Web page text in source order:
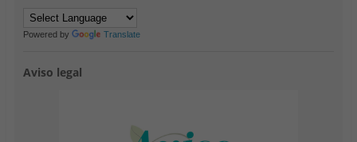
Powered by Translate
Aviso legal